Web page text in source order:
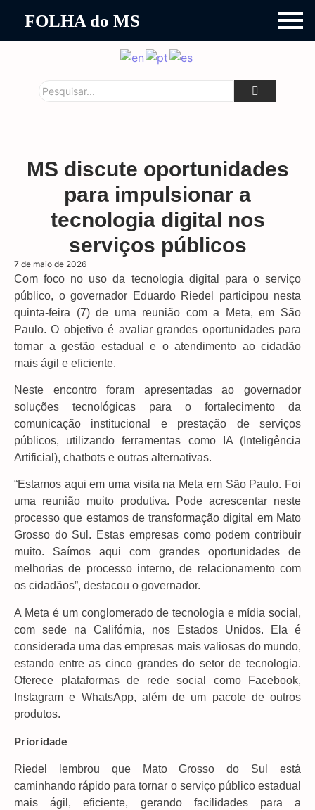
FOLHA do MS
MS discute oportunidades
para impulsionar a
tecnologia digital nos
serviços públicos
7 de maio de 2026
Com foco no uso da tecnologia digital para o serviço
público, o governador Eduardo Riedel participou nesta
quinta-feira (7) de uma reunião com a Meta, em São
Paulo. O objetivo é avaliar grandes oportunidades para
tornar a gestão estadual e o atendimento ao cidadão
mais ágil e eficiente.
Neste encontro foram apresentadas ao governador
soluções tecnológicas para o fortalecimento da
comunicação institucional e prestação de serviços
públicos, utilizando ferramentas como IA (Inteligência
Artificial), chatbots e outras alternativas.
“Estamos aqui em uma visita na Meta em São Paulo. Foi
uma reunião muito produtiva. Pode acrescentar neste
processo que estamos de transformação digital em Mato
Grosso do Sul. Estas empresas como podem contribuir
muito. Saímos aqui com grandes oportunidades de
melhorias de processo interno, de relacionamento com
os cidadãos”, destacou o governador.
A Meta é um conglomerado de tecnologia e mídia social,
com sede na Califórnia, nos Estados Unidos. Ela é
considerada uma das empresas mais valiosas do mundo,
estando entre as cinco grandes do setor de tecnologia.
Oferece plataformas de rede social como Facebook,
Instagram e WhatsApp, além de um pacote de outros
produtos.
Prioridade
Riedel lembrou que Mato Grosso do Sul está
caminhando rápido para tornar o serviço público estadual
mais ágil, eficiente, gerando facilidades para a